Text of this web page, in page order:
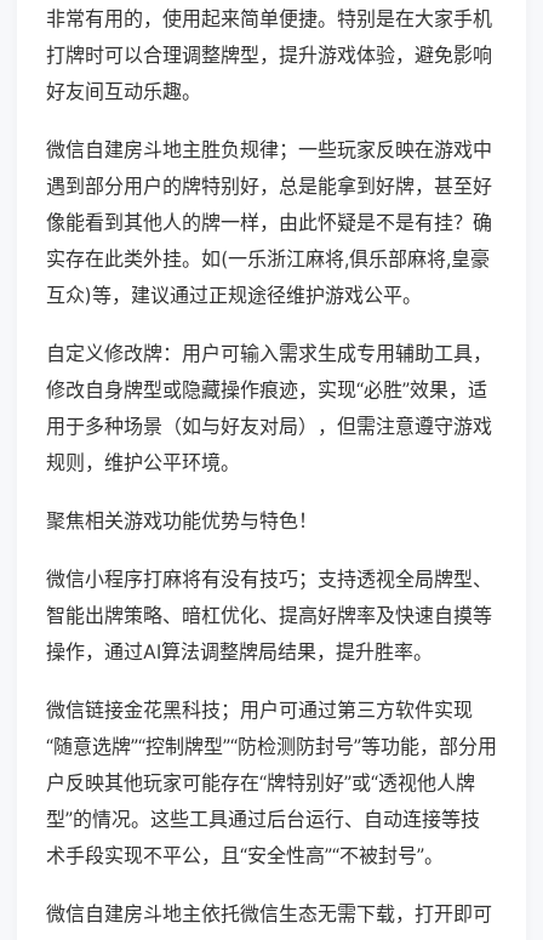
非常有用的，使用起来简单便捷。特别是在大家手机
打牌时可以合理调整牌型，提升游戏体验，避免影响
好友间互动乐趣。
微信自建房斗地主胜负规律；一些玩家反映在游戏中
遇到部分用户的牌特别好，总是能拿到好牌，甚至好
像能看到其他人的牌一样，由此怀疑是不是有挂？确
实存在此类外挂。如(一乐浙江麻将,俱乐部麻将,皇豪
互众)等，建议通过正规途径维护游戏公平。
自定义修改牌：用户可输入需求生成专用辅助工具，
修改自身牌型或隐藏操作痕迹，实现“必胜”效果，适
用于多种场景（如与好友对局），但需注意遵守游戏
规则，维护公平环境。
聚焦相关游戏功能优势与特色！
微信小程序打麻将有没有技巧；支持透视全局牌型、
智能出牌策略、暗杠优化、提高好牌率及快速自摸等
操作，通过AI算法调整牌局结果，提升胜率。
微信链接金花黑科技；用户可通过第三方软件实现
“随意选牌”“控制牌型”“防检测防封号”等功能，部分用
户反映其他玩家可能存在“牌特别好”或“透视他人牌
型”的情况。这些工具通过后台运行、自动连接等技
术手段实现不平公，且“安全性高”“不被封号”。
微信自建房斗地主依托微信生态无需下载，打开即可